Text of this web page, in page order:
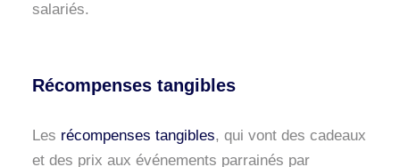
salariés.
Récompenses tangibles
Les récompenses tangibles, qui vont des cadeaux
et des prix aux événements parrainés par